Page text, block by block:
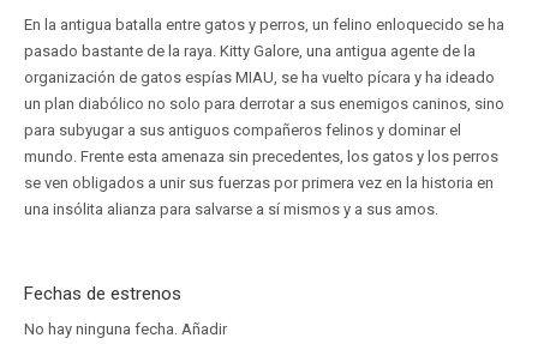
En la antigua batalla entre gatos y perros, un felino enloquecido se ha
pasado bastante de la raya. Kitty Galore, una antigua agente de la
organización de gatos espías MIAU, se ha vuelto pícara y ha ideado
un plan diabólico no solo para derrotar a sus enemigos caninos, sino
para subyugar a sus antiguos compañeros felinos y dominar el
mundo. Frente esta amenaza sin precedentes, los gatos y los perros
se ven obligados a unir sus fuerzas por primera vez en la historia en
una insólita alianza para salvarse a sí mismos y a sus amos.
Fechas de estrenos
No hay ninguna fecha. Añadir